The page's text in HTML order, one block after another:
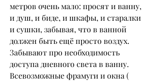
метров очень мало: просят и ванну,
и душ, и биде, и шкафы, и старалки
и сушки, забывая, что в ванной
должен быть ещё просто воздух.
Забывают про необходимость
доступа дневного света в ванну.
Всевозможные фрамуги и окна (